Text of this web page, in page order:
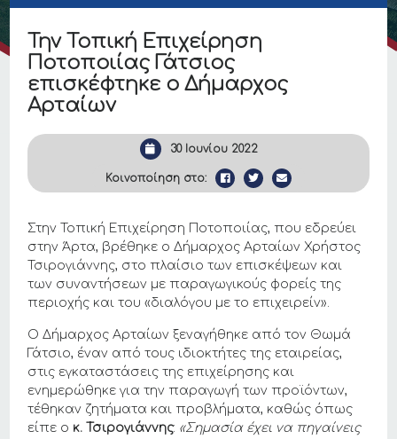
Την Τοπική Επιχείρηση
Ποτοποιίας Γάτσιος
επισκέφτηκε ο Δήμαρχος
Αρταίων
30 Ιουνίου 2022
Κοινοποίηση στο:
Στην Τοπική Επιχείρηση Ποτοποιίας, που εδρεύει
στην Άρτα, βρέθηκε ο Δήμαρχος Αρταίων Χρήστος
Τσιρογιάννης, στο πλαίσιο των επισκέψεων και
των συναντήσεων με παραγωγικούς φορείς της
περιοχής και του «διαλόγου με το επιχειρείν».
Ο Δήμαρχος Αρταίων ξεναγήθηκε από τον Θωμά
Γάτσιο, έναν από τους ιδιοκτήτες της εταιρείας,
στις εγκαταστάσεις της επιχείρησης και
ενημερώθηκε για την παραγωγή των προϊόντων,
τέθηκαν ζητήματα και προβλήματα, καθώς όπως
είπε ο κ. Τσιρογιάννης: «Σημασία έχει να πηγαίνεις